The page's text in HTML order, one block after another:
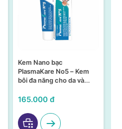
Kem Nano bạc
PlasmaKare No5 – Kem
bôi đa năng cho da và
165.000 đ